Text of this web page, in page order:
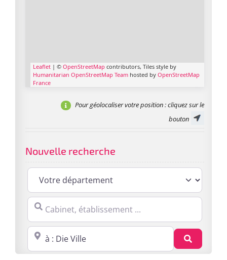
Leaflet | © OpenStreetMap contributors, Tiles style by
Humanitarian OpenStreetMap Team hosted by OpenStreetMap
France
Pour géolocaliser votre position: cliquez sur le
bouton
Nouvelle recherche
Cabinet, établissement ...
Proche de : ville, cp, lieu ...